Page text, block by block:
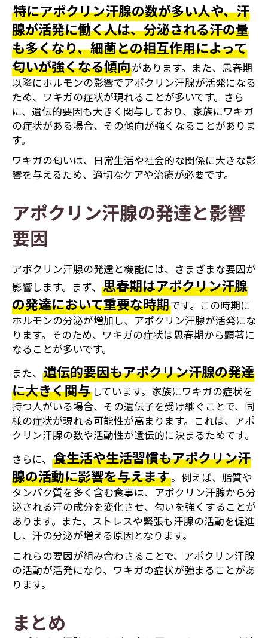
特にアポクリン汗腺の数が多い人や、汗
腺が活発に働く人は、分泌される汗の量
も多くなり、細菌との相互作用によって
匂いが強くなる傾向があります。また、思春期
以降にホルモンの影響でアポクリン汗腺が活発になる
ため、ワキガの症状が現れることが多いです。さら
に、遺伝的要因も大きく関与しており、家族にワキガ
の症状がある場合、その傾向が強くなることがありま
す。
ワキガの匂いは、日常生活や社会的な関係に大きな影
響を与えるため、適切なケアや治療が必要です。
アポクリン汗腺の発達と影響
要因
アポクリン汗腺の発達と機能には、さまざまな要因が
影響します。まず、 思春期はアポクリン汗腺
の発達において重要な時期です。この時期に
ホルモンの分泌が増加し、アポクリン汗腺が活発にな
ります。そのため、ワキガの症状は思春期から顕著に
なることが多いです。
また、 遺伝的要因もアポクリン汗腺の発達
に大きく関与 しています。家族にワキガの症状を
持つ人がいる場合、その遺伝子を受け継ぐことで、同
様の症状が現れる可能性が高まります。これは、アポ
クリン汗腺の数や活動性が遺伝的に決まるためです。
さらに、 食生活や生活習慣もアポクリン汗
腺の活動に影響を与えます。例えば、脂質や
タンパク質を多く含む食事は、アポクリン汗腺から分
泌される汗の成分を変化させ、匂いを強くすることが
あります。また、ストレスや緊張も汗腺の活動を促進
し、汗の分泌が増える原因となります。
これらの要因が組み合わさることで、アポクリン汗腺
の活動が活発になり、ワキガの症状が強まることがあ
ります。
まとめ